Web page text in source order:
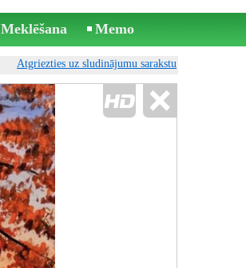
Meklēšana Memo
Atgriezties uz sludinājumu sarakstu